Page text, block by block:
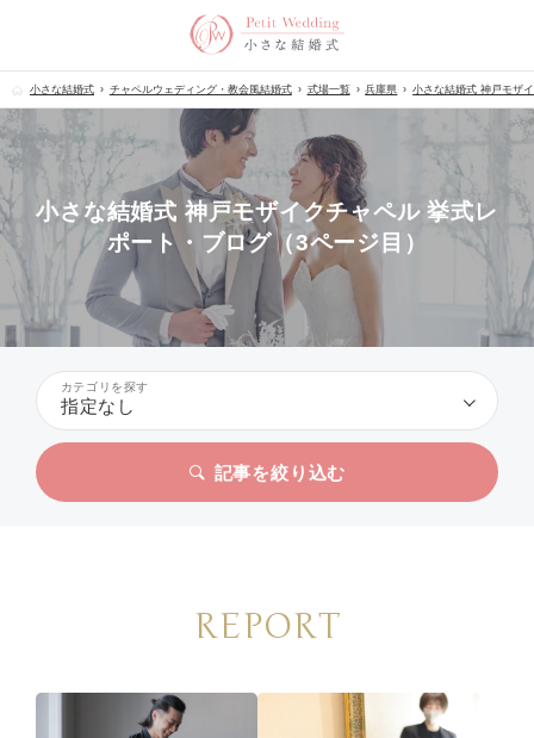
小さな結婚式 チャペルウェディング・教会風結婚式 式場一覧 兵庫県 小さな結婚式 神戸モザ
小さな結婚式 神戸モザイクチャペル 挙式レ
ポート・ブログ（3ページ目）
カテゴリを探す
指定なし
記事を絞り込む
REPORT